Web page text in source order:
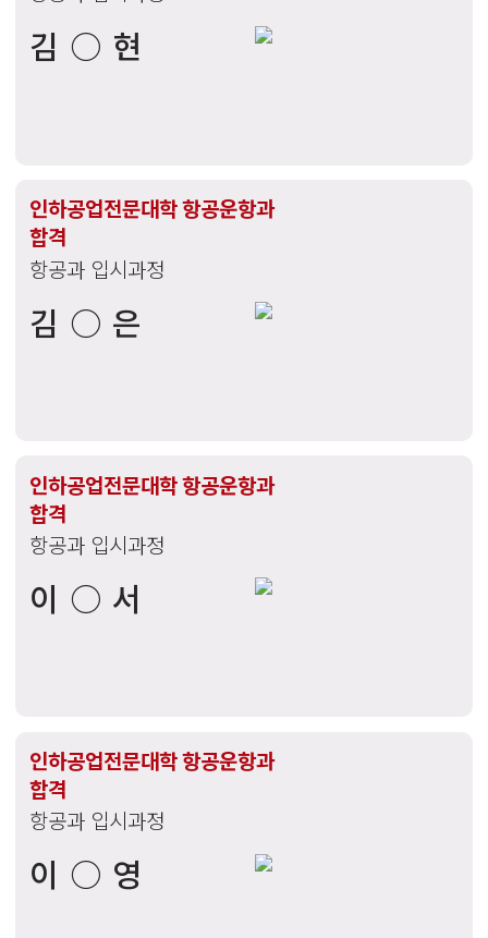
유한대학교 항공서비스과 합격
김○현
인하공업전문대학 항공운항과
합격
항공과 입시과정
김○은
인하공업전문대학 항공운항과
합격
항공과 입시과정
이○서
인하공업전문대학 항공운항과
합격
항공과 입시과정
이○영